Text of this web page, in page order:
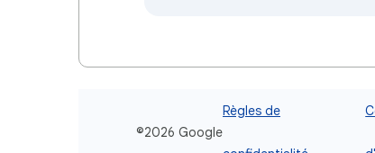
©2026 Google
Règles de